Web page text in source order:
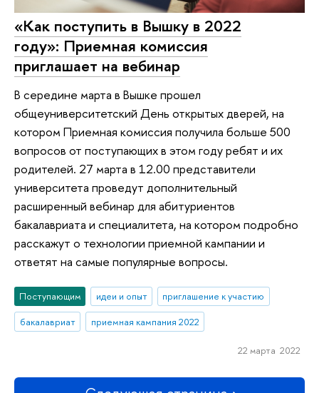
«Как поступить в Вышку в 2022
году»: Приемная комиссия
приглашает на вебинар
В середине марта в Вышке прошел
общеуниверситетский День открытых дверей, на
котором Приемная комиссия получила больше 500
вопросов от поступающих в этом году ребят и их
родителей. 27 марта в 12.00 представители
университета проведут дополнительный
расширенный вебинар для абитуриентов
бакалавриата и специалитета, на котором подробно
расскажут о технологии приемной кампании и
ответят на самые популярные вопросы.
Поступающим идеи и опыт
приглашение к участию
бакалавриат
приемная кампания 2022
22 марта 2022